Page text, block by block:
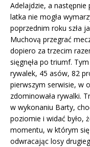
Adelajdzie, a
latka nie mogła
poprzednim roku szła
Muchovą przegrać
dopiero za trzecim
sięgnęła po triumf.
rywalek, 45 asów, 82
pierwszym serwisie, w
zdominowała rywalki.
w wykonaniu Barty,
poziomie i widać było,
momentu, w którym
odwracając losy